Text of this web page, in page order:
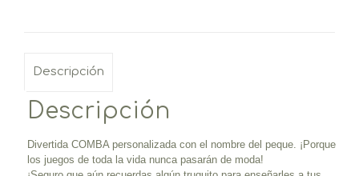
Descripción
Descripción
Divertida COMBA personalizada con el nombre del peque. ¡Porque
los juegos de toda la vida nunca pasarán de moda!